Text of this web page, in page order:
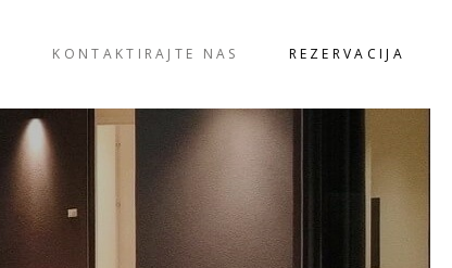
KONTAKTIRAJTE NAS REZERVACIJA